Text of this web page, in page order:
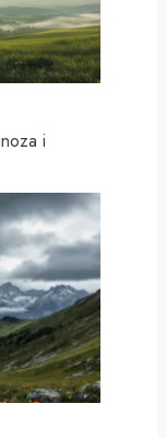
i